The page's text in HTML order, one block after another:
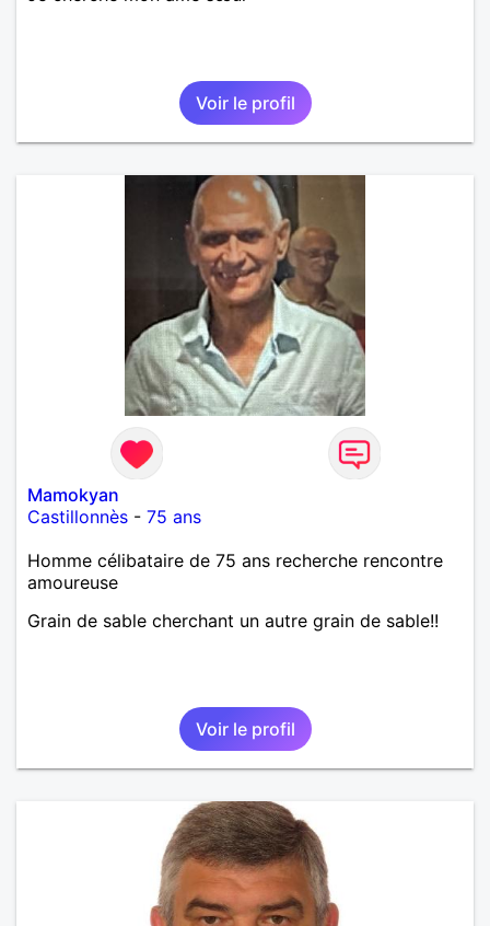
Voir le profil
Mamokyan
Castillonnès - 75 ans
Homme célibataire de 75 ans recherche rencontre
amoureuse
Grain de sable cherchant un autre grain de sable!!
Voir le profil